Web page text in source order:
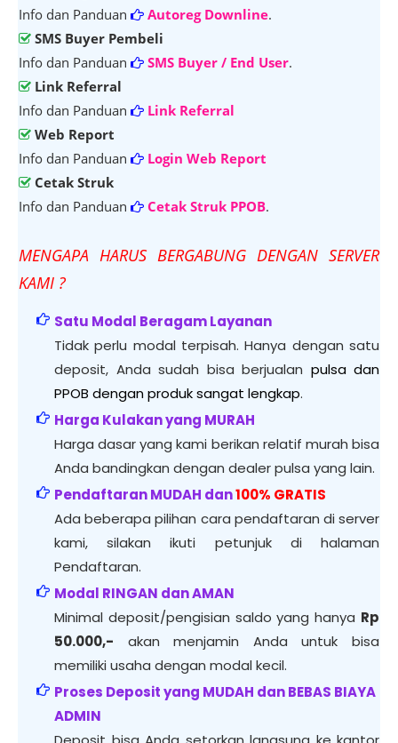
Info dan Panduan
Autoreg Downline.
SMS Buyer Pembeli
Info dan Panduan
SMS Buyer / End User.
Link Referral
Info dan Panduan
Link Referral
Web Report
Info dan Panduan
Login Web Report
Cetak Struk
Info dan Panduan
Cetak Struk PPOB.
MENGAPA HARUS BERGABUNG DENGAN SERVER
KAMI ?
Satu Modal Beragam Layanan
Tidak perlu modal terpisah. Hanya dengan satu
deposit, Anda sudah bisa berjualan pulsa dan
PPOB dengan produk sangat lengkap.
Harga Kulakan yang MURAH
Harga dasar yang kami berikan relatif murah bisa
Anda bandingkan dengan dealer pulsa yang lain.
Pendaftaran MUDAH dan100% GRATIS
Ada beberapa pilihan cara pendaftaran di server
kami, silakan ikuti petunjuk di halaman
Pendaftaran.
Modal RINGAN dan AMAN
Minimal deposit/pengisian saldo yang hanya Rp
50.000,- akan menjamin Anda untuk bisa
memiliki usaha dengan modal kecil.
Proses Deposit yang MUDAH dan BEBAS BIAYA
ADMIN